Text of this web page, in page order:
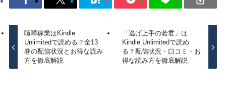
喧嘩稼業はKindle
Unlimitedで読める？全13
巻の配信状況とお得な読み
方を徹底解説
「逃げ上手の若君」は
Kindle Unlimitedで読め
る？配信状況・口コミ・お
得な読み方を徹底解説